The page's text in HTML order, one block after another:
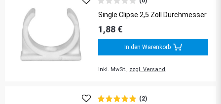
Single Clipse 2,5 Zoll Durchmesser
1,88 €
In den Warenkorb
inkl. MwSt., zzgl. Versand
(2)